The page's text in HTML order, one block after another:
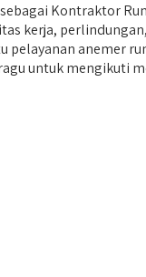
Kontraktor
kerja,
pelayanan anemer
untuk mengikuti